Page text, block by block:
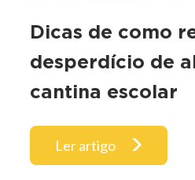
Dicas de como
desperdício de
cantina escolar
Ler artigo